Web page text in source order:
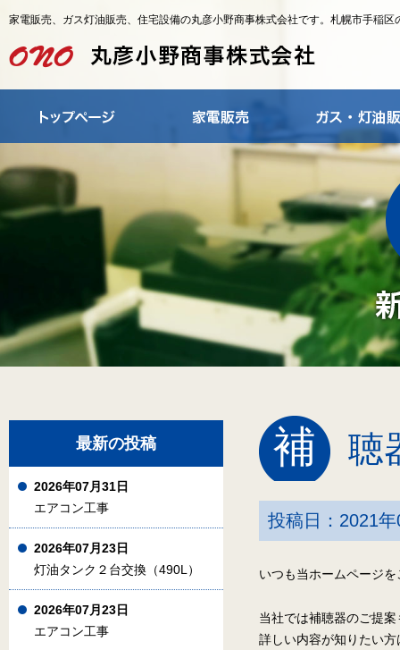
家電販売、ガス灯油販売、住宅設備の丸彦小野商事株式会社です。札幌市手稲区
補 聴
投稿日：2021
いつも当ホームページ
当社では補聴器のご提
詳しい内容が知りたい
最新の投稿
2026年07月31日
エアコン工事
2026年07月23日
灯油タンク２台交換（490L）
2026年07月23日
エアコン工事